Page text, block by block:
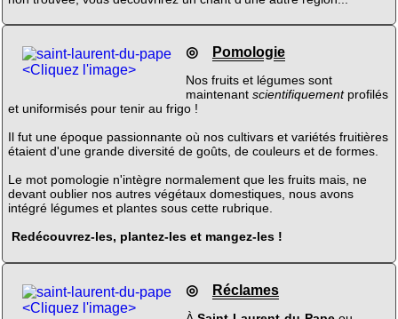
<Cliquez l'image>
◎ Pomologie
Nos fruits et légumes sont
maintenant scientifiquementprofilés
et uniformisés pour tenir au frigo !
Il fut une époque passionnante où nos cultivars et variétés fruitières
étaient d'une grande diversité de goûts, de couleurs et de formes.
Le mot pomologie n'intègre normalement que les fruits mais, ne
devant oublier nos autres végétaux domestiques, nous avons
intégré légumes et plantes sous cette rubrique.
Redécouvrez-les, plantez-les et mangez-les !
<Cliquez l'image>
◎ Réclames